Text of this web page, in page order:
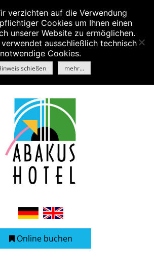
MENU
+49 7031-63100 info@abakus-hotel.de
Online buchen
verzichten auf die Verwendung
Cookies um Ihnen einen
unserer Website zu ermöglichen.
ausschließlich technisch
notwendige Cookies.
schießen mehr...